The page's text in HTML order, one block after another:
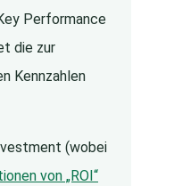
Performance
die zur
Kennzahlen
(wobei
von „ROI“